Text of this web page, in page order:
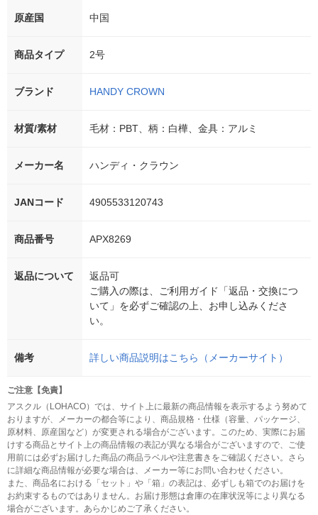
原産国 中国
商品タイプ 2号
ブランド HANDY CROWN
材質/素材 毛材：PBT、柄：白樺、金具：アルミ
メーカー名 ハンディ・クラウン
JANコード 4905533120743
商品番号 APX8269
返品について
返品可
ご購入の際は、ご利用ガイド「返品・交換につ
いて」を必ずご確認の上、お申し込みくださ
い。
備考 詳しい商品説明はこちら（メーカーサイト）
ご注意【免責】
アスクル（LOHACO）では、サイト上に最新の商品情報を表示するよう努めて
おりますが、メーカーの都合等により、商品規格・仕様（容量、パッケージ、
原材料、原産国など）が変更される場合がございます。このため、実際にお届
けする商品とサイト上の商品情報の表記が異なる場合がございますので、ご使
用前には必ずお届けした商品の商品ラベルや注意書きをご確認ください。さら
に詳細な商品情報が必要な場合は、メーカー等にお問い合わせください。
また、商品名における「セット」や「箱」の表記は、必ずしも箱でのお届けを
お約束するものではありません。お届け形態は倉庫の在庫状況等により異なる
場合がございます。あらかじめご了承ください。